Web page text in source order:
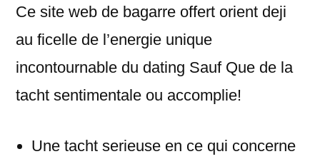
Ce site web de bagarre offert orient deji
au ficelle de l’energie unique
incontournable du dating Sauf Que de la
tacht sentimentale ou accomplie!
Une tacht serieuse en ce qui concerne